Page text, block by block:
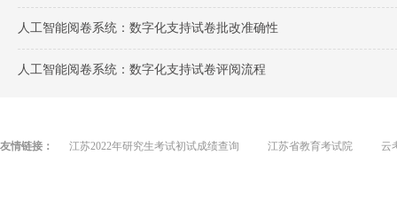
人工智能阅卷系统：数字化支持试卷批改准确性
人工智能阅卷系统：数字化支持试卷评阅流程
友情链接： 江苏2022年研究生考试初试成绩查询 江苏省教育考试院 云